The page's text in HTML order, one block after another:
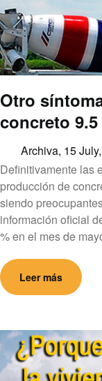
Otro
concreto
Archiva, 15
Definitivamente las
producción de
siendo
información oficial
% en el mes de
Leer más